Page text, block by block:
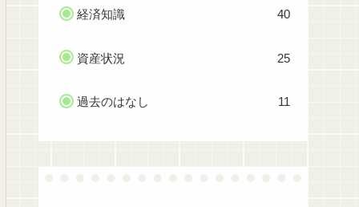
経済知識 40
資産状況 25
過去のはなし 11